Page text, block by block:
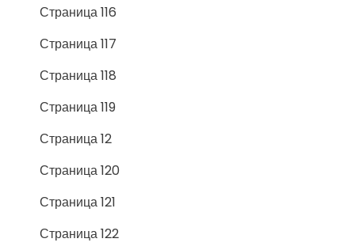
Страница 116
Страница 117
Страница 118
Страница 119
Страница 12
Страница 120
Страница 121
Страница 122